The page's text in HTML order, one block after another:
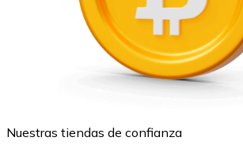
Nuestras tiendas de confianza